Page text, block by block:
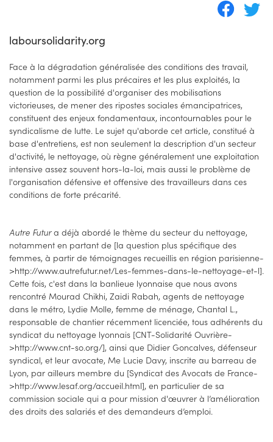
laboursolidarity.org
Face à la dégradation généralisée des conditions des travail,
notamment parmi les plus précaires et les plus exploités, la
question de la possibilité d'organiser des mobilisations
victorieuses, de mener des ripostes sociales émancipatrices,
constituent des enjeux fondamentaux, incontournables pour le
syndicalisme de lutte. Le sujet qu'aborde cet article, constitué à
base d'entretiens, est non seulement la description d'un secteur
d'activité, le nettoyage, où règne généralement une exploitation
intensive assez souvent hors-la-loi, mais aussi le problème de
l'organisation défensive et offensive des travailleurs dans ces
conditions de forte précarité.
Autre Futura déjà abordé le thème du secteur du nettoyage,
notamment en partant de [la question plus spécifique des
femmes, à partir de témoignages recueillis en région parisienne-
>http://www.autrefutur.net/Les-femmes-dans-le-nettoyage-et-l].
Cette fois, c'est dans la banlieue lyonnaise que nous avons
rencontré Mourad Chikhi, Zaidi Rabah, agents de nettoyage
dans le métro, Lydie Molle, femme de ménage, Chantal L.,
responsable de chantier récemment licenciée, tous adhérents du
syndicat du nettoyage lyonnais [CNT-Solidarité Ouvrière-
>http://www.cnt-so.org/], ainsi que Didier Goncalves, défenseur
syndical, et leur avocate, Me Lucie Davy, inscrite au barreau de
Lyon, par ailleurs membre du [Syndicat des Avocats de France-
>http://www.lesaf.org/accueil.html], en particulier de sa
commission sociale qui a pour mission d'œuvrer à l’amélioration
des droits des salariés et des demandeurs d’emploi.